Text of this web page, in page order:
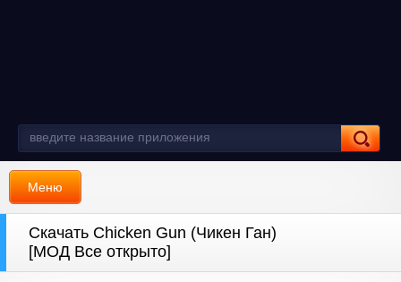
Меню
Скачать Chicken Gun (Чикен Ган)
[МОД Все открыто]